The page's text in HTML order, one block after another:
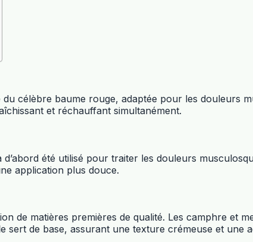
célèbre baume rouge, adaptée pour les douleurs
et réchauffant simultanément.
été utilisé pour traiter les douleurs
application plus douce.
de matières premières de qualité. Les camphre et
sert de base, assurant une texture crémeuse et une